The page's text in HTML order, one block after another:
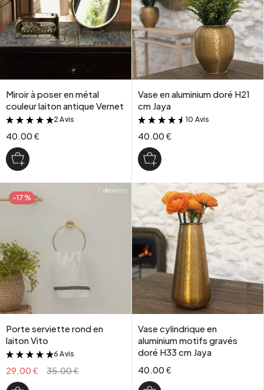
Miroir à poser en métal
couleur laiton antique Vernet
&
2 Avis
40.00 €
Vase en aluminium doré H21
cm Jaya
&
10 Avis
40.00 €
-17%
Porte serviette rond en
laiton Vito
&
6 Avis
29.00 € 35.00 €
Vase cylindrique en
aluminium motifs gravés
doré H33 cm Jaya
40.00 €